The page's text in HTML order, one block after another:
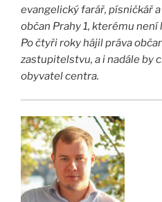
evangelický farář, písničkář
občan Prahy 1, kterému není
Po čtyři roky hájil práva
zastupitelstvu, a i nadále by
obyvatel centra.